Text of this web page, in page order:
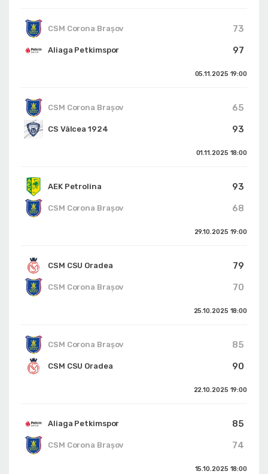
CSM Corona Braşov
73
97
Aliaga Petkimspor
05.11.2025 19:00
CSM Corona Braşov
65
93
CS Vâlcea 1924
01.11.2025 18:00
AEK Petrolina
93
68
CSM Corona Braşov
29.10.2025 19:00
CSM CSU Oradea
79
70
CSM Corona Braşov
25.10.2025 18:00
CSM Corona Braşov
85
90
CSM CSU Oradea
22.10.2025 19:00
Aliaga Petkimspor
85
74
CSM Corona Braşov
15.10.2025 18:00